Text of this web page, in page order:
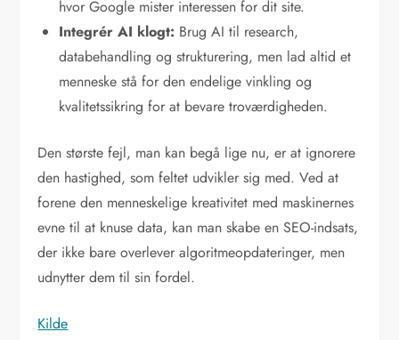
hvor Google mister interessen for dit site.
Integrér AI klogt: Brug AI til research,
databehandling og strukturering, men lad altid et
menneske stå for den endelige vinkling og
kvalitetssikring for at bevare troværdigheden.
Den største fejl, man kan begå lige nu, er at ignorere
den hastighed, som feltet udvikler sig med. Ved at
forene den menneskelige kreativitet med maskinernes
evne til at knuse data, kan man skabe en SEO-indsats,
der ikke bare overlever algoritmeopdateringer, men
udnytter dem til sin fordel.
Kilde